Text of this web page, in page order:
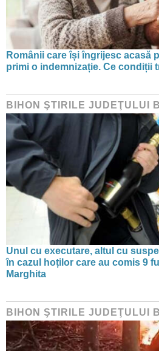
Românii care își îngrijesc acasă
primi o indemnizație. Ce condiții
BIHON ŞTIRILE JUDEŢULUI
Unul cu executare, altul cu
în cazul hoților care au comis 9
Marghita
BIHON ŞTIRILE JUDEŢULUI